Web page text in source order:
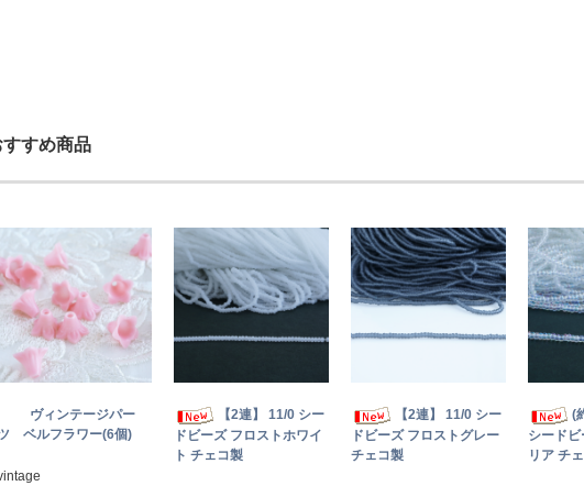
すすめ商品
ヴィンテージパー
ベルフラワー(6個)
【2連】 11/0 シー
ドビーズ フロストホワイ
ト チェコ製
【2連】 11/0 シー
ドビーズ フロストグレー
チェコ製
(
シード
リア チ